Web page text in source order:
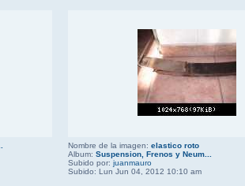
Nombre de la imagen: elastico roto
Album: Suspension, Frenos y Neum...
Subido por: juanmauro
Subido: Lun Jun 04, 2012 10:10 am